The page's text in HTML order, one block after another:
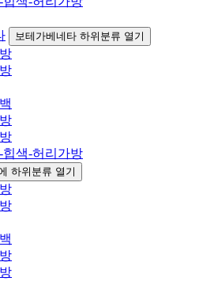
보테가베네타 하위분류 열기
힙색-허리가방
하위분류 열기